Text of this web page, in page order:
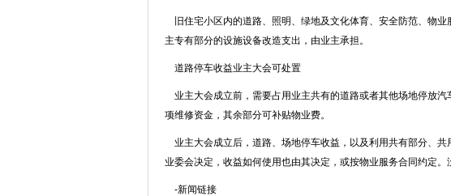
旧住宅小区内的道路、照明、绿地及文化体育、安全防范、物
主专有部分的设施设备改造支出，由业主承担。
道路停车收益业主大会可处置
业主大会成立前，需要占用业主共有的道路或者其他场地停放
项维修资金，其余部分可补贴物业费。
业主大会成立后，道路、场地停车收益，以及利用共有部分、
业委会决定，收益如何使用也由其决定，或按物业服务合同约定。
-新闻链接